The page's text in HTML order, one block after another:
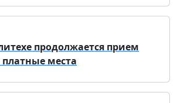
продолжается прием
места